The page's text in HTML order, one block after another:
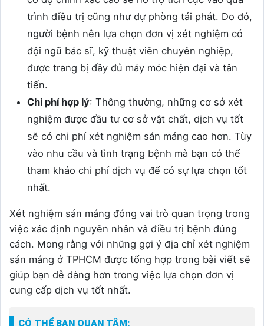
trình điều trị cũng như dự phòng tái phát. Do đó,
người bệnh nên lựa chọn đơn vị xét nghiệm có
đội ngũ bác sĩ, kỹ thuật viên chuyên nghiệp,
được trang bị đầy đủ máy móc hiện đại và tân
tiến.
Chi phí hợp lý: Thông thường, những cơ sở xét
nghiệm được đầu tư cơ sở vật chất, dịch vụ tốt
sẽ có chi phí xét nghiệm sán máng cao hơn. Tùy
vào nhu cầu và tình trạng bệnh mà bạn có thể
tham khảo chi phí dịch vụ để có sự lựa chọn tốt
nhất.
Xét nghiệm sán máng đóng vai trò quan trọng trong
việc xác định nguyên nhân và điều trị bệnh đúng
cách. Mong rằng với những gợi ý địa chỉ xét nghiệm
sán máng ở TPHCM được tổng hợp trong bài viết sẽ
giúp bạn dễ dàng hơn trong việc lựa chọn đơn vị
cung cấp dịch vụ tốt nhất.
CÓ THỂ BẠN QUAN TÂM: